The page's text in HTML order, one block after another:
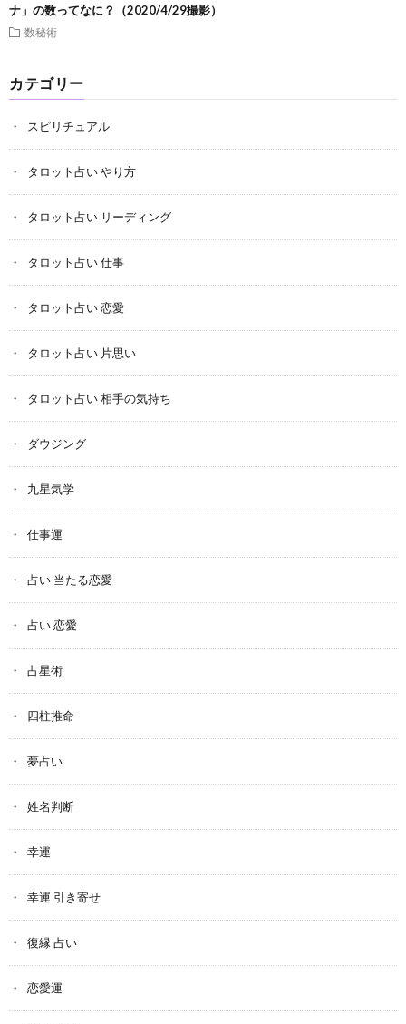
ナ」の数ってなに？（2020/4/29撮影）
数秘術
カテゴリー
スピリチュアル
タロット占い やり方
タロット占い リーディング
タロット占い 仕事
タロット占い 恋愛
タロット占い 片思い
タロット占い 相手の気持ち
ダウジング
九星気学
仕事運
占い 当たる恋愛
占い 恋愛
占星術
四柱推命
夢占い
姓名判断
幸運
幸運 引き寄せ
復縁 占い
恋愛運